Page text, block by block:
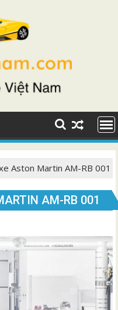
Aston Martin AM-RB 001
AM-RB 001